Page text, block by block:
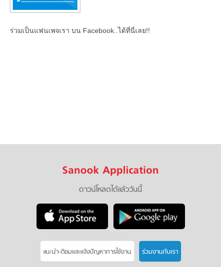
ร่วมเป็นแฟนเพจเรา บน Facebook..ได้ที่นี่เลย!!
Sanook Application
ดาวน์โหลดได้แล้ววันนี้
แนะนำ-ติชมเเละแจ้งปัญหาการใช้งาน ร่วมงานกับเรา